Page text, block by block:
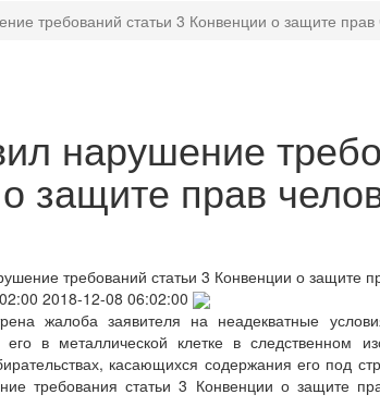
требований статьи 3 Конвенции о защите прав
нарушение
защите прав
требований статьи 3 Конвенции о защите
2018-12-08 06:02:00
жалоба заявителя на неадекватные
в металлической клетке в следственном
касающихся содержания его под
требования статьи 3 Конвенции о защите